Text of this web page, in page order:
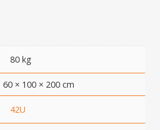
80 kg
60 × 100 × 200 cm
42U